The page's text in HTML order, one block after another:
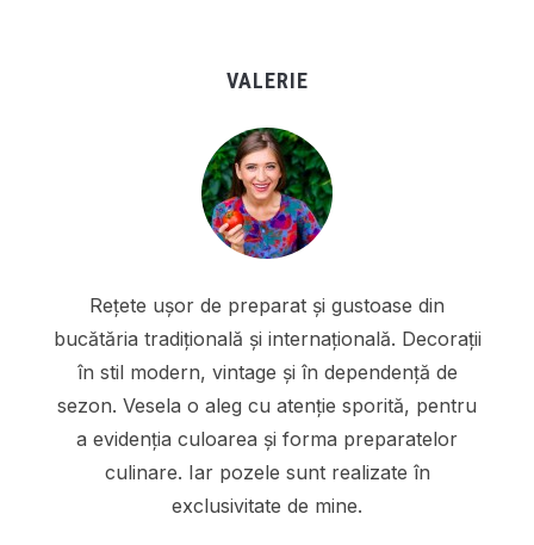
VALERIE
Rețete ușor de preparat și gustoase din
bucătăria tradițională și internațională. Decorații
în stil modern, vintage și în dependență de
sezon. Vesela o aleg cu atenție sporită, pentru
a evidenția culoarea și forma preparatelor
culinare. Iar pozele sunt realizate în
exclusivitate de mine.